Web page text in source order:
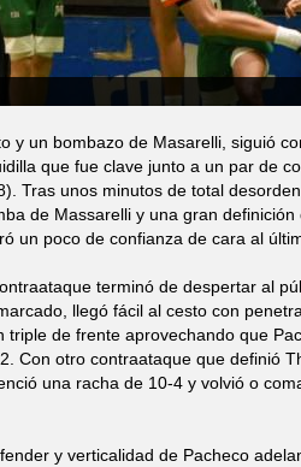
y un bombazo de Masarelli, siguió
que fue clave junto a un par de
Tras unos minutos de total
de Massarelli y una gran
un poco de confianza de cara al
terminó de despertar al
llegó fácil al cesto con
triple de frente aprovechando que
Con otro contraataque que definió
una racha de 10-4 y volvió o
y verticalidad de Pacheco